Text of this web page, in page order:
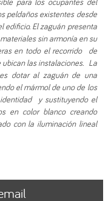
peldaños existentes desde
edificio. El zaguán presenta
sin armonía en su
en todo el recorrido de
las instalaciones. La
dotar al zaguán de una
el mármol de uno de los
y sustituyendo el
en color blanco creando
con la iluminación lineal